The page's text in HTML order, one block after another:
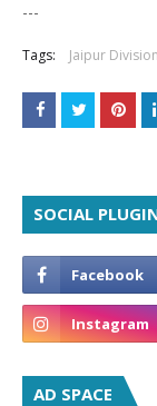
---
Tags: Jaipur Division
SOCIAL
AD SPACE